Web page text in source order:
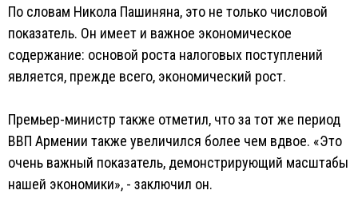
По словам Никола Пашиняна, это не только числовой
показатель. Он имеет и важное экономическое
содержание: основой роста налоговых поступлений
является, прежде всего, экономический рост.
Премьер-министр также отметил, что за тот же период
ВВП Армении также увеличился более чем вдвое. «Это
очень важный показатель, демонстрирующий масштабы
нашей экономики», - заключил он.